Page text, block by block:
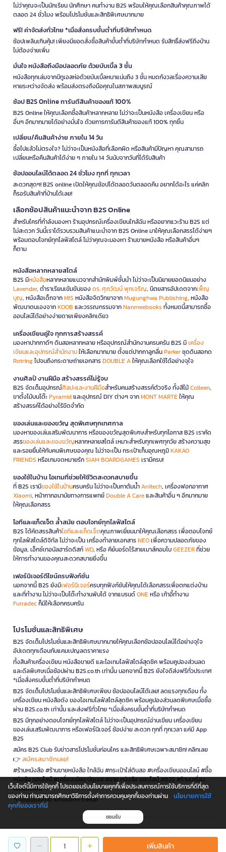
เพิ่มสินค้า
ไม่ว่าคุณจะเป็นนักเรียน นักศึกษา คนทำงาน B2S พร้อมให้คุณเลือกสินค้าคุณภาพได้
ตลอด 24 ชั่วโมง พร้อมโปรโมชั่นและสิทธิพิเศษมากมาย
ฟรี! ค่าจัดส่งทั่วไทย *เมื่อสั่งครบขั้นต่ำที่บริษัทกำหนด
ช้อปเพลินเกินคุ้ม! เพียงมียอดสั่งซื้อสินค้าขั้นต่ำที่บริษัทกำหนด รับสิทธิ์ส่งฟรีถึงบ้าน
ไม่ต้องจ่ายเพิ่ม
มั่นใจ หนังสือถึงมือปลอดภัย ด้วยบับเบิ้ล 3 ชั้น
หนังสือทุกเล่มจากบีทูเอสห่อด้วยบับเบิ้ลหนาแน่นถึง 3 ชั้น หมดกังวลเรื่องความเสีย
หายระหว่างจัดส่ง พร้อมส่งตรงถึงมือคุณในสภาพสมบูรณ์
ช้อป B2S Online การันตีสินค้าของแท้ 100%
B2S Online ให้คุณเลือกซื้อสินค้าหลากหลาย ไม่ว่าจะเป็นหนังสือ เครื่องเขียน หรือ
อื่นๆ อีกมากมายได้อย่างมั่นใจ ด้วยการการันตีสินค้าของแท้ 100% ทุกชิ้น
เปลี่ยน/คืนสินค้าง่าย ภายใน 14 วัน
ซื้อไปแล้วไม่ตรงใจ? ไม่ว่าจะเป็นหนังสือที่เลือกผิด หรือสินค้ามีปัญหา คุณสามารถ
เปลี่ยนหรือคืนสินค้าได้ง่าย ๆ ภายใน 14 วันนับจากวันที่ได้รับสินค้า
ช้อปออนไลน์ได้ตลอด 24 ชั่วโมง ทุกที่ ทุกเวลา
สะดวกสุดๆ! B2S online เปิดให้คุณช้อปได้ตลอดวันตลอดคืน อยากได้อะไร แค่คลิก
ก็รอรับสินค้าที่บ้านได้เลย!
เลือกช้อปสินค้าแนะนำจาก B2S Online
สำหรับใครที่กำลังมองหา ร้านอุปกรณ์เครื่องเขียนใกล้ฉัน หรืออยากแวะร้าน B2S แต่
ไม่สะดวก วันนี้เราได้รวบรวมสินค้าแนะนำจาก B2S Online มาให้คุณเลือกสรรได้ง่ายๆ
พร้อมตอบโจทย์ทุกไลฟ์สไตล์ ไม่ว่าคุณจะมองหา ร้านขายหนังสือ หรือสินค้าอื่นๆ
ก็ตาม
หนังสือหลากหลายสไตล์
B2S มีหนังสือหลากหลายแนวจากสำนักพิมพ์ชั้นนำ ไม่ว่าจะเป็นนิยายยอดนิยมอย่าง
Lavender, ตำราเรียนเข้มข้นของดร. ศุภวัฒน์ พุกเจริญ, นิตยสารอัปเดตจากเพ็ญ
บุญ, หนังสือเด็กจากMIS หนังสือจิตวิทยาจากMugunghwa Publishing, หนังสือ
พัฒนาตนเองจากKOOB และวรรณกรรมจากNanmeebooks ทั้งหมดนี้สามารถซื้อ
ออนไลน์ได้อย่างง่ายดายเพียงคลิกเดียว
เครื่องเขียนคู่ใจ ทุกการสร้างสรรค์
มองหาปากกาดีๆ ดินสอหลากหลาย หรืออุปกรณ์สำนักงานครบครัน B2S มีเครื่อง
เขียนและอุปกรณ์สำนักงานให้เลือกมากมาย ตั้งแต่ปากกาลูกลื่นParkerชุดดินสอกด
Rotringไปจนถึงกระดาษถ่ายเอกสารDOUBLE Aให้คุณเลือกใช้ได้อย่างจุใจ
งานศิลป์ งานฝีมือ สร้างสรรค์ไม่รู้จบ
B2S จัดเต็มอุปกรณ์ศิลปะและงานฝีมือสำหรับคนสร้างสรรค์ตัวจริง ทั้งสีไม้Colleen,
ขาตั้งไม้บนโต๊ะPyramidและอุปกรณ์ DIY ต่างๆ จากMONT MARTEให้คุณ
สร้างสรรค์ได้อย่างไร้ขีดจำกัด
ของเล่นและของขวัญ สุดพิเศษทุกเทศกาล
มองหาของเล่นเสริมพัฒนาการ หรือของขวัญสุดพิเศษสำหรับทุกโอกาส B2S เราคัด
สรรของเล่นและของขวัญหลากหลายสไตล์ เหมาะสำหรับทุกเพศทุกวัย สร้างความสุข
และรอยยิ้มให้กับคนพิเศษของคุณ ไม่ว่าจะเป็น กระเป๋าเก็บอุณหภูมิKAKAO
FRIENDS หรือเกมจดหมายรักSIAM BOARDGAMES เรามีครบ!
ของใช้ในบ้าน ไอเทมที่ช่วยให้ชีวิตสะดวกสบายขึ้น
ที่ B2S เรามีของใช้ในบ้านครบครัน ไม่ว่าจะเป็นกาต้มน้ำAnitech, เครื่องฟอกอากาศ
Xiaomi, หน้ากากอนามัยทางการแพทย์Double A Careและสินค้าอื่น ๆ อีกมากมาย
ให้คุณเลือกสรร
ไอทีและแก็ดเจ็ต ล้ำสมัย ตอบโจทย์ทุกไลฟ์สไตล์
B2S ได้คัดสรรสินค้าไอทีและแก็ดเจ็ตคุณภาพเยี่ยมมาให้คุณเลือกสรร เพื่อตอบโจทย์
ทุกไลฟ์สไตล์ดิจิทัล ไม่ว่าจะเป็น เครื่องทำลายเอกสารNEOเพื่อความปลอดภัยของ
ข้อมูล, เอ็กซ์เทอนัลฮาร์ดดิสก์WD, หรือ คีย์บอร์ดไร้สายเมาส์คอมโบGEEZERที่ช่วย
ให้การทำงานของคุณสะดวกสบายยิ่งขึ้น
เฟอร์นิเจอร์ดีไซน์ครบฟังก์ชั่น
นอกจากนี้ B2S ยังมีเฟอร์นิเจอร์ครบทุกฟังก์ชันให้คุณได้เลือกสรรเพื่อตกแต่งบ้าน
และที่ทำงาน ไม่ว่าจะเป็นโต๊ะทำงานพับได้ จากแบรนด์ONEหรือ เก้าอี้ทำงาน
Furradecก็มีให้เลือกครบครัน
โปรโมชั่นและสิทธิพิเศษ
B2S จัดเต็มโปรโมชั่นและสิทธิพิเศษมากมายให้คุณเลือกช้อปออนไลน์ได้อย่างจุใจ
อัปเดตทุกเดือนกับแคมเปญลดราคาแรง
ทั้งสินค้าเครื่องเขียน หนังสือขายดี และไอเทมไลฟ์สไตล์สุดชิค พร้อมคูปองส่วนลด
และดีลพิเศษเมื่อช้อปผ่าน B2S.co.th เท่านั้น นอกจากนี้ B2S ยังใจดีส่งฟรีทั่วประเทศ
*เมื่อสั่งครบขั้นต่ำที่บริษัทกำหนด
B2S จัดเต็มโปรโมชั่นและสิทธิพิเศษเพียบ ช้อปออนไลน์ได้เลย! ลดแรงทุกเดือน ทั้ง
เครื่องเขียน หนังสือดัง ของไอเทมไลฟ์สไตล์สุดชิค พร้อมคูปองส่วนลดพิเศษเมื่อซื้อ
ผ่าน B2S.co.th เท่านั้น และส่งฟรีทั่วไทย *เมื่อสั่งครบขั้นต่ำที่บริษัทกำหนด
B2S มีทุกอย่างตอบโจทย์ทุกไลฟ์สไตล์ ไม่ว่าจะเป็นอุปกรณ์อ่านเขียน เครื่องเขียน
ของเล่นเสริมพัฒนาการ หรือเฟอร์นิเจอร์ ช้อปง่าย สะดวก ทุกที่ ทุกเวลา แค่มี App
B2S
สมัคร B2S Club รับข่าวสารโปรโมชั่นก่อนใคร และสิทธิพิเศษเฉพาะสมาชิก! คลิกเลย
👉 สมัครสมาชิกเลย!
#ร้านหนังสือ #ร้านขายหนังสือ ใกล้ฉัน #กระเป๋าใส่ดินสอ #เครื่องเขียนออนไลน์ #ซื้อ
หนังสือ ออนไลน์ #เครื่องเขียน บีทูเอส #ขาย หนังสือ ออนไลน์ #B2S #ร้านเครื่อง
เขียนใกล้ฉัน
*เงื่อนไขเป็นไปตามที่บริษัทฯ กำหนด
is a company operating under
เว็บไซต์นี้มีการใช้คุกกี้ โปรดยอมรับนโยบายคุกกี้เพื่อประสบการณ์การใช้บริการที่ดีที่สุด
ของท่าน ท่านสามารถศึกษาวิธีการตั้งค่าการควบคุมคุกกี้ของท่านผ่าน
นโยบายการใช้
คุกกี้ของเราที่นี่
ยอมรับ